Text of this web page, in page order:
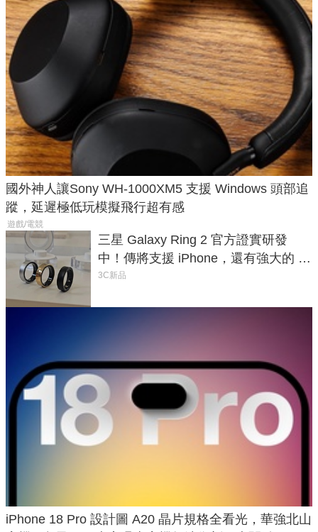
國外神人讓Sony WH-1000XM5 支援 Windows 頭部追
蹤，延遲極低玩模擬飛行超有感
遊戲/電競
三星 Galaxy Ring 2 官方證實研發
中！傳將支援 iPhone，還有強大的 AI
與智慧家電連動功能
3C新品
iPhone 18 Pro 設計圖 A20 晶片規格全看光，華強北山